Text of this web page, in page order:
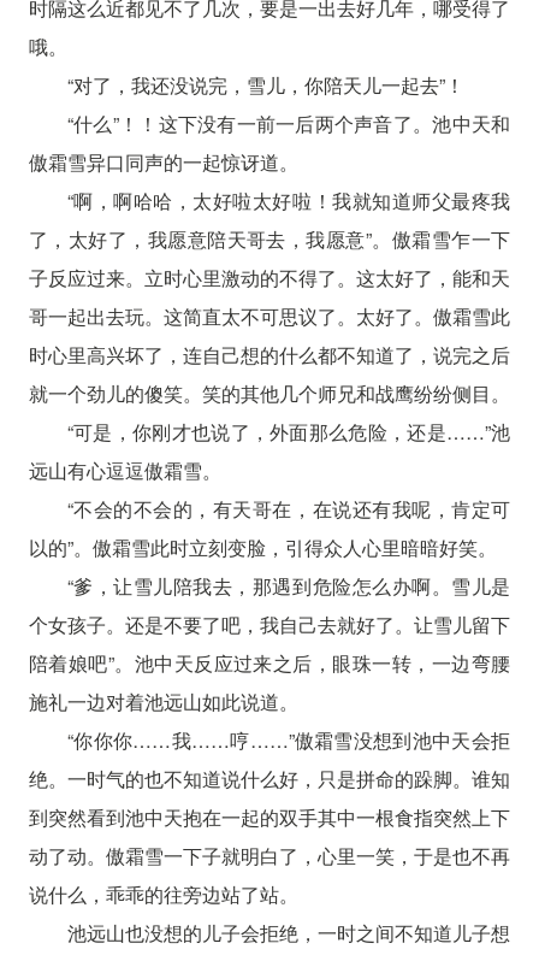
时隔这么近都见不了几次，要是一出去好几年，哪受得了
哦。
“对了，我还没说完，雪儿，你陪天儿一起去”！
“什么”！！这下没有一前一后两个声音了。池中天和
傲霜雪异口同声的一起惊讶道。
“啊，啊哈哈，太好啦太好啦！我就知道师父最疼我
了，太好了，我愿意陪天哥去，我愿意”。傲霜雪乍一下
子反应过来。立时心里激动的不得了。这太好了，能和天
哥一起出去玩。这简直太不可思议了。太好了。傲霜雪此
时心里高兴坏了，连自己想的什么都不知道了，说完之后
就一个劲儿的傻笑。笑的其他几个师兄和战鹰纷纷侧目。
“可是，你刚才也说了，外面那么危险，还是……”池
远山有心逗逗傲霜雪。
“不会的不会的，有天哥在，在说还有我呢，肯定可
以的”。傲霜雪此时立刻变脸，引得众人心里暗暗好笑。
“爹，让雪儿陪我去，那遇到危险怎么办啊。雪儿是
个女孩子。还是不要了吧，我自己去就好了。让雪儿留下
陪着娘吧”。池中天反应过来之后，眼珠一转，一边弯腰
施礼一边对着池远山如此说道。
“你你你……我……哼……”傲霜雪没想到池中天会拒
绝。一时气的也不知道说什么好，只是拼命的跺脚。谁知
到突然看到池中天抱在一起的双手其中一根食指突然上下
动了动。傲霜雪一下子就明白了，心里一笑，于是也不再
说什么，乖乖的往旁边站了站。
池远山也没想的儿子会拒绝，一时之间不知道儿子想